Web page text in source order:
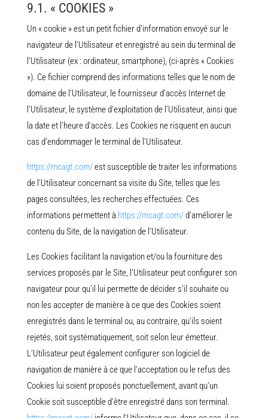
9.1. « COOKIES »
Un « cookie » est un petit fichier d’information envoyé sur le
navigateur de l’Utilisateur et enregistré au sein du terminal de
l’Utilisateur (ex : ordinateur, smartphone), (ci-après « Cookies
»). Ce fichier comprend des informations telles que le nom de
domaine de l’Utilisateur, le fournisseur d’accès Internet de
l’Utilisateur, le système d’exploitation de l’Utilisateur, ainsi que
la date et l’heure d’accès. Les Cookies ne risquent en aucun
cas d’endommager le terminal de l’Utilisateur.
https://mcagt.com/est susceptible de traiter les informations
de l’Utilisateur concernant sa visite du Site, telles que les
pages consultées, les recherches effectuées. Ces
informations permettent à https://mcagt.com/d’améliorer le
contenu du Site, de la navigation de l’Utilisateur.
Les Cookies facilitant la navigation et/ou la fourniture des
services proposés par le Site, l’Utilisateur peut configurer son
navigateur pour qu’il lui permette de décider s’il souhaite ou
non les accepter de manière à ce que des Cookies soient
enregistrés dans le terminal ou, au contraire, qu’ils soient
rejetés, soit systématiquement, soit selon leur émetteur.
L’Utilisateur peut également configurer son logiciel de
navigation de manière à ce que l’acceptation ou le refus des
Cookies lui soient proposés ponctuellement, avant qu’un
Cookie soit susceptible d’être enregistré dans son terminal.